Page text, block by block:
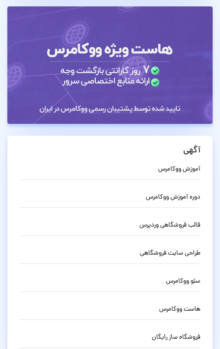
آگهی
آموزش ووکامرس
دوره آموزش ووکامرس
قالب فروشگاهی وردپرس
طراحی سایت فروشگاهی
سئو ووکامرس
هاست ووکامرس
فروشگاه ساز رایگان